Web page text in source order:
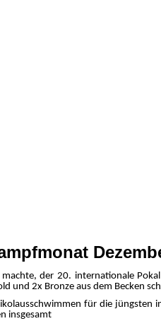
der 20. internationale
2x Gold und 2x Bronze aus
für die jüngsten
insgesamt